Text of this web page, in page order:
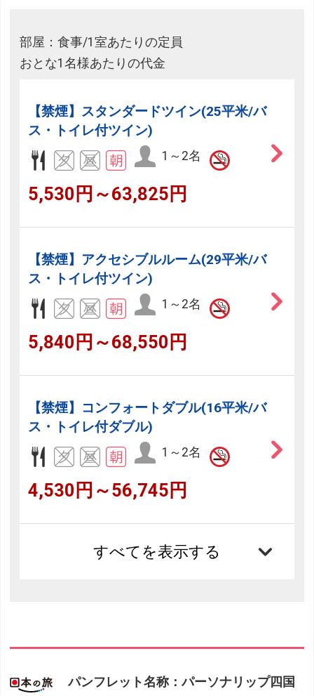
部屋：食事/1室あたりの定員
おとな1名様あたりの代金
【禁煙】スタンダードツイン(25平米/バ
ス・トイレ付ツイン)
1～2名
5,530円～63,825円
【禁煙】アクセシブルルーム(29平米/バ
ス・トイレ付ツイン)
1～2名
5,840円～68,550円
【禁煙】コンフォートダブル(16平米/バ
ス・トイレ付ダブル)
1～2名
4,530円～56,745円
すべてを表示する
パンフレット名称：パーソナリップ四国